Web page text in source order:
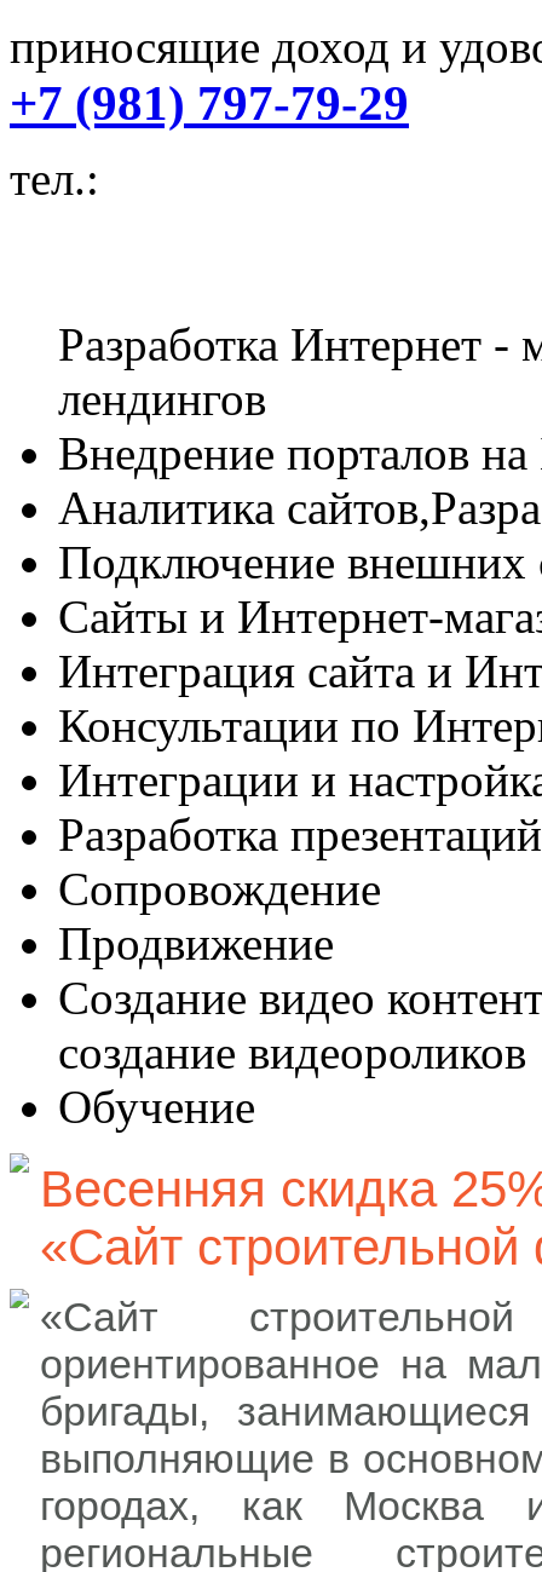
приносящие доход и
+7 (981) 797-79-29
тел.:
Разработка Интернет -
лендингов
Внедрение порталов
Аналитика
Подключение внешних
Сайты и Интернет-
Интеграция сайта и
Консультации по
Интеграции и
Разработка презентаций
Сопровождение
Продвижение
Создание видео
создание видеороликов
Обучение
Весенняя скидка
«Сайт
«Сайт
ориентированное на
бригады,
выполняющие в
городах, как Москва
региональные